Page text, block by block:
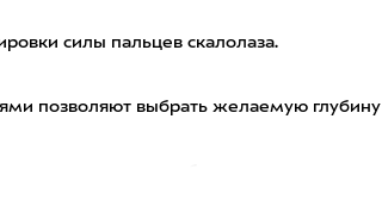
силы пальцев скалолаза.
позволяют выбрать желаемую глубину